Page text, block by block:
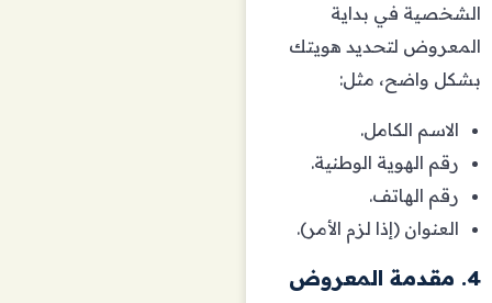
الشخصية في بداية
المعروض لتحديد هويتك
بشكل واضح، مثل:
الاسم الكامل.
رقم الهوية الوطنية.
رقم الهاتف.
العنوان (إذا لزم الأمر).
4. مقدمة المعروض